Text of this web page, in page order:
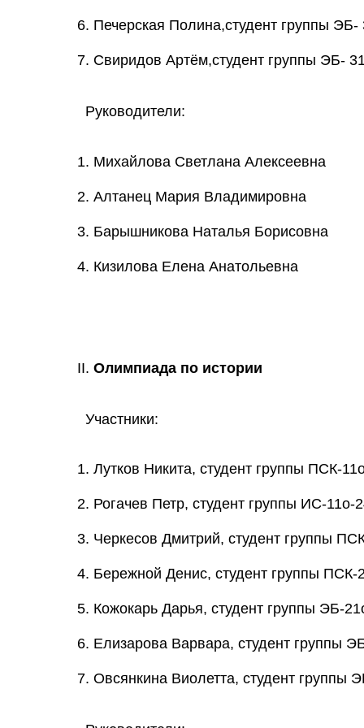
Печерская Полина,студент группы
Свиридов Артём,студент группы ЭБ-
Руководители:
Михайлова Светлана Алексеевна
Алтанец Мария Владимировна
Барышникова Наталья Борисовна
Кизилова Елена Анатольевна
Олимпиада по истории
Участники:
Лутков Никита, студент группы ПСК-
Рогачев Петр, студент группы ИС-11о-
Черкесов Дмитрий, студент группы
Бережной Денис, студент группы
Кожокарь Дарья, студент группы ЭБ-
Елизарова Варвара, студент группы
Овсянкина Виолетта, студент группы